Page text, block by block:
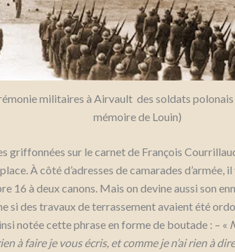
militaires à Airvault des soldats
mémoire de Louin)
griffonnées sur le carnet de François
À côté d’adresses de camarades d’armée,
16 à deux canons. Mais on devine aussi son
si des travaux de terrassement avaient été
notée cette phrase en forme de boutade : – «
à faire je vous écris, et comme je n’ai rien à